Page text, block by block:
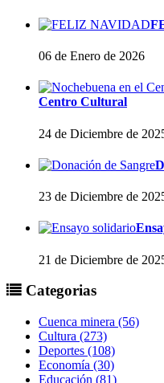
06 de Enero de 2026
Centro Cultural
24 de Diciembre de
23 de Diciembre de
21 de Diciembre de
Categorias
Cuenca minera (56)
Cultura (273)
Deportes (108)
Economía (30)
Educación (81)